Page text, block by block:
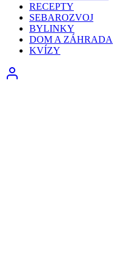
RECEPTY
SEBAROZVOJ
BYLINKY
DOM A ZÁHRADA
KVÍZY